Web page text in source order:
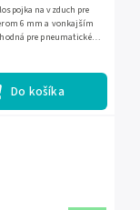
Do košíka
na vzduch pre
6 mm a vonkajším
pre pneumatické